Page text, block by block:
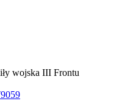
wojska III Frontu